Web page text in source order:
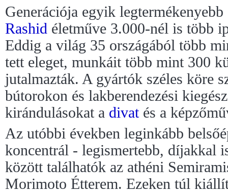
Generációja egyik
Rashid életműve 3.000-nél is több
Eddig a világ 35 országából több
tett eleget, munkáit több mint 300
jutalmazták. A gyártók széles köre
bútorokon és lakberendezési
kirándulásokat a divatés a
Az utóbbi években leginkább
koncentrál - legismertebb, díjakkal
között találhatók az athéni
Morimoto Étterem. Ezeken túl